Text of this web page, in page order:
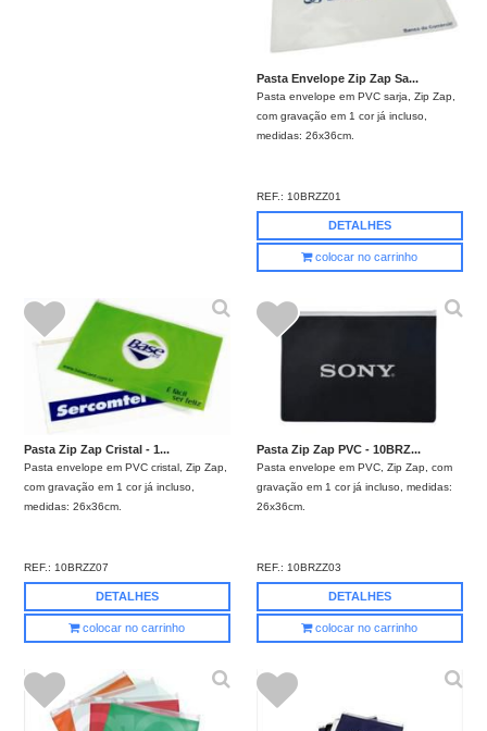
Pasta Envelope Zip Zap Sa...
Pasta envelope em PVC sarja, Zip Zap,
com gravação em 1 cor já incluso,
medidas: 26x36cm.
REF.: 10BRZZ01
DETALHES
colocar no carrinho
Pasta Zip Zap Cristal - 1...
Pasta envelope em PVC cristal, Zip Zap,
com gravação em 1 cor já incluso,
medidas: 26x36cm.
REF.: 10BRZZ07
DETALHES
colocar no carrinho
Pasta Zip Zap PVC - 10BRZ...
Pasta envelope em PVC, Zip Zap, com
gravação em 1 cor já incluso, medidas:
26x36cm.
REF.: 10BRZZ03
DETALHES
colocar no carrinho